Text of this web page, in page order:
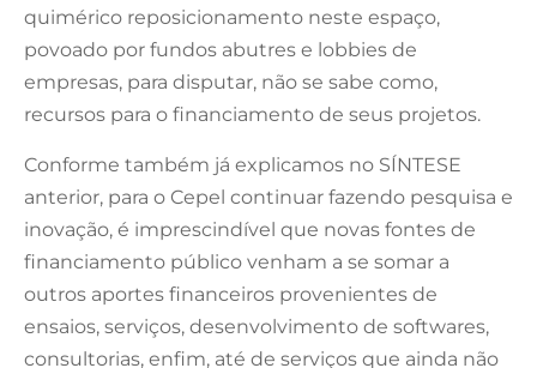
quimérico reposicionamento neste espaço,
povoado por fundos abutres e lobbies de
empresas, para disputar, não se sabe como,
recursos para o financiamento de seus projetos.
Conforme também já explicamos no SÍNTESE
anterior, para o Cepel continuar fazendo pesquisa e
inovação, é imprescindível que novas fontes de
financiamento público venham a se somar a
outros aportes financeiros provenientes de
ensaios, serviços, desenvolvimento de softwares,
consultorias, enfim, até de serviços que ainda não